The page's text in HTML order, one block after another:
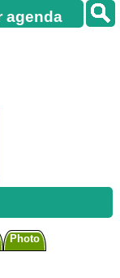
agenda
Photo